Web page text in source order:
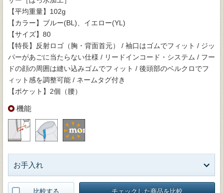
【平均重量】102g
【カラー】ブルー(BL)、イエロー(YL)
【サイズ】80
【特長】反射ロゴ（胸・背面首元） / 袖口はゴムでフィット / ジッ
パーがあごに当たらない仕様 / リードインコード・システム / フー
ドの顔の周囲は縫い込みゴムでフィット / 後頭部のベルクロでフ
ィット感を調整可能 / ネームタグ付き
【ポケット】2個（腰）
機能
お手入れ
比較する チェックした商品を比較